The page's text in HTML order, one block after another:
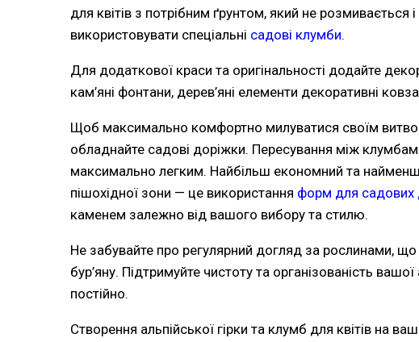
для квітів з потрібним ґрунтом, який не
використовувати спеціальні садові клумби.
Для додаткової краси та оригінальності додайте
кам’яні фонтани, дерев’яні елементи декоративні
Щоб максимально комфортно милуватися своїм
обладнайте садові доріжки. Пересування між
максимально легким. Найбільш економний та
пішохідної зони — це використання форм для садових
каменем залежно від вашого вибору та стилю.
Не забувайте про регулярний догляд за рослинами,
бур’яну. Підтримуйте чистоту та організованість
постійно.
Створення альпійської гірки та клумб для квітів на